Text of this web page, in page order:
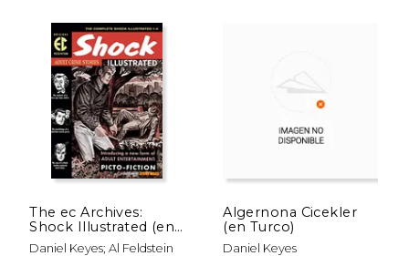
50%
dcto. $ 19.96
50%
The ec Archives:
Shock Illustrated (en
Inglés)
Daniel Keyes; Al Feldstein
Algernona Cicekler
(en Turco)
Daniel Keyes